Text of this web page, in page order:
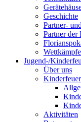
Geschichte
Partner-
Partner der
Wettkämpfe
Jugend-/
Über uns
Aktivitäten